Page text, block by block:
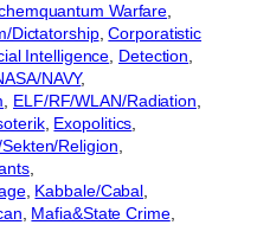
Warfare
Dictatorship, Corporatistic
Intelligence Detection
NAVY
ELF/RF/WLAN/Radiation
, Exopolitics
Religion
, Kabbale/Cabal
Mafia&State Crime